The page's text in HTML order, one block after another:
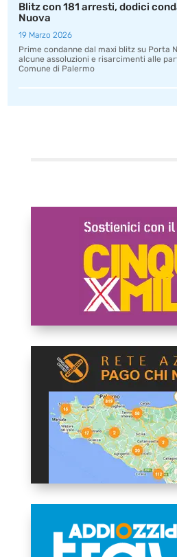
Blitz con 181 arresti, dodici
Nuova
19 Marzo 2026
Prime condanne dal maxi blitz su Porta
alcune assoluzioni e risarcimenti alle
Comune di Palermo